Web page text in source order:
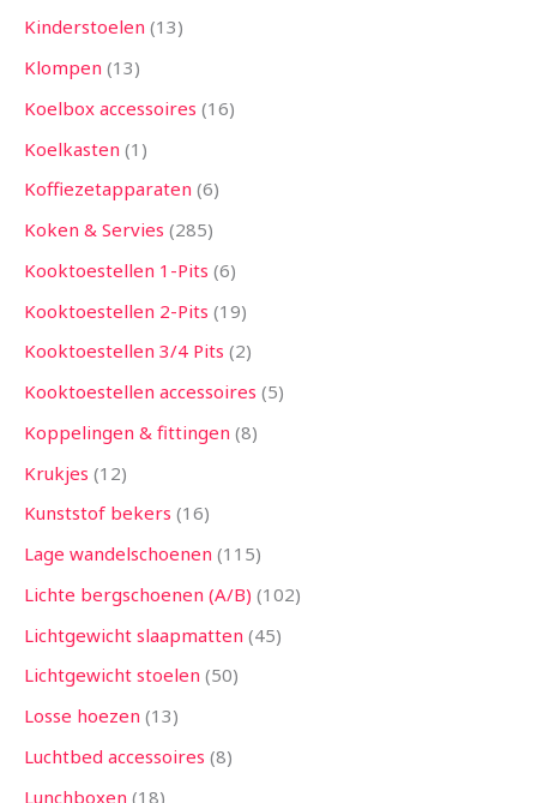
Kinderstoelen 13
Klompen 13
Koelbox accessoires 16
Koelkasten 1
Koffiezetapparaten 6
Koken & Servies 285
Kooktoestellen 1-Pits 6
Kooktoestellen 2-Pits 19
Kooktoestellen 3/4 Pits 2
Kooktoestellen accessoires 5
Koppelingen & fittingen 8
Krukjes 12
Kunststof bekers 16
Lage wandelschoenen 115
Lichte bergschoenen (A/B) 102
Lichtgewicht slaapmatten 45
Lichtgewicht stoelen 50
Losse hoezen 13
Luchtbed accessoires 8
Lunchboxen 18